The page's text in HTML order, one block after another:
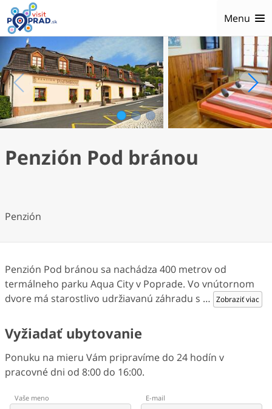
Menu
1 2 3
Penzión Pod bránou
Penzión
Penzión Pod bránou sa nachádza 400 metrov od
termálneho parku Aqua City v Poprade. Vo vnútornom
dvore má starostlivo udržiavanú záhradu s … Zobraziť viac
Vyžiadať ubytovanie
Ponuku na mieru Vám pripravíme do 24 hodín v
pracovné dni od 8:00 do 16:00.
Vaše meno E-mail